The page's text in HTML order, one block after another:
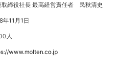
取締役社長 最高経営責任者 民秋清史
年11月1日
人
www.molten.co.jp